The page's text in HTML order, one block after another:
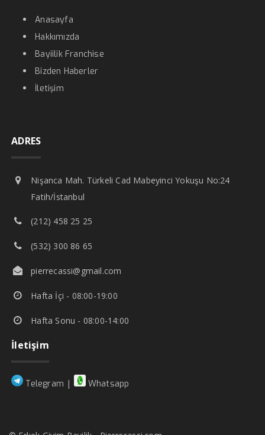
Anasayfa
Hakkımızda
Bayiilik Franchise
Bizden Haberler
İletişim
ADRES
Nişanca Mah. Türkeli Cad Mabeyinci Yokuşu No:24
Fatih/İstanbul
(212) 458 25 25
(532) 300 86 65
pierrecassi@gmail.com
Hafta İçi - 08:00-19:00
Hafta Sonu - 08:00-14:00
İletişim
Telegram | Whatsapp